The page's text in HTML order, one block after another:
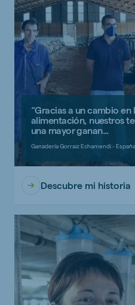
“Gracias a un cambio en
alimentación, nuestros
una mayor ganan...
Ganadería Gorraiz Echamendi - España
Descubre mi historia